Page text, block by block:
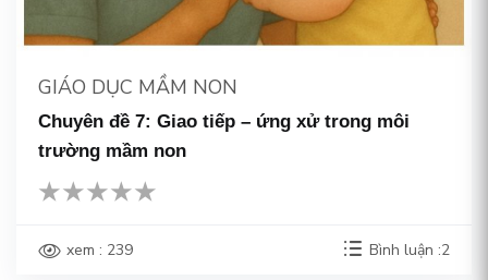
GIÁO DỤC MẦM NON
Chuyên đề 7: Giao tiếp – ứng xử trong môi
trường mầm non
xem : 239 Bình luận :2